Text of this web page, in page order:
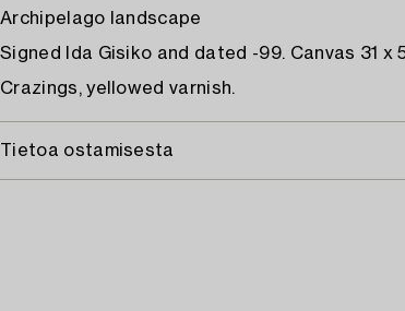
Archipelago landscape
Signed Ida Gisiko and dated -99. Canvas 31 x
Crazings, yellowed varnish.
Tietoa ostamisesta